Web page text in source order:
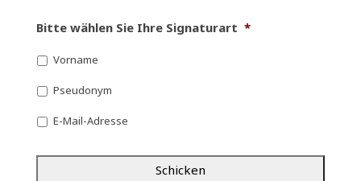
Bitte wählen Sie Ihre Signaturart *
Vorname
Pseudonym
E-Mail-Adresse